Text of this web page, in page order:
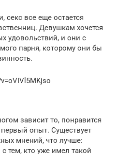
секс все еще остается
Девушкам хочется
удовольствий, и они с
парня, которому они бы
зависит то, понравится
опыт. Существует
мнений, что лучше:
тем, кто уже имел такой